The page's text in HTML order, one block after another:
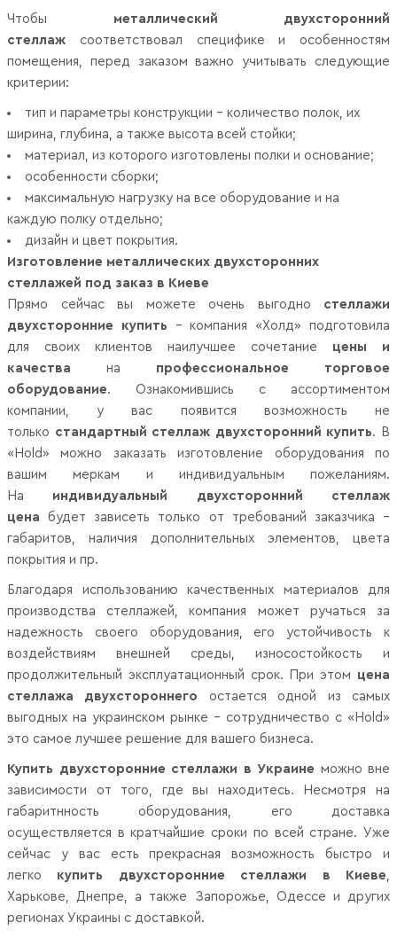
Чтобы металлический двухсторонний
стеллаж соответствовал специфике и особенностям
помещения, перед заказом важно учитывать следующие
критерии:
тип и параметры конструкции – количество полок, их
ширина, глубина, а также высота всей стойки;
материал, из которого изготовлены полки и основание;
особенности сборки;
максимальную нагрузку на все оборудование и на
каждую полку отдельно;
дизайн и цвет покрытия.
Изготовление металлических двухсторонних
стеллажей под заказ в Киеве
Прямо сейчас вы можете очень выгодно стеллажи
двухсторонние купить – компания «Холд» подготовила
для своих клиентов наилучшее сочетание цены и
качества на профессиональное торговое
оборудование. Ознакомившись с ассортиментом
компании, у вас появится возможность не
только стандартный стеллаж двухсторонний купить. В
«Hold» можно заказать изготовление оборудования по
вашим меркам и индивидуальным пожеланиям.
На индивидуальный двухсторонний стеллаж
цена будет зависеть только от требований заказчика –
габаритов, наличия дополнительных элементов, цвета
покрытия и пр.
Благодаря использованию качественных материалов для
производства стеллажей, компания может ручаться за
надежность своего оборудования, его устойчивость к
воздействиям внешней среды, износостойкость и
продолжительный эксплуатационный срок. При этом цена
стеллажа двухстороннего остается одной из самых
выгодных на украинском рынке – сотрудничество с «Hold»
это самое лучшее решение для вашего бизнеса.
Купить двухсторонние стеллажи в Украине можно вне
зависимости от того, где вы находитесь. Несмотря на
габаритнность оборудования, его доставка
осуществляется в кратчайшие сроки по всей стране. Уже
сейчас у вас есть прекрасная возможность быстро и
легко купить двухсторонние стеллажи в Киеве
Харькове, Днепре, а также Запорожье, Одессе и других
регионах Украины с доставкой.